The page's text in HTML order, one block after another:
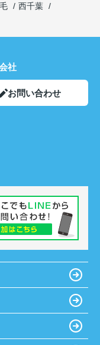
西千葉
社
お問い合わせ